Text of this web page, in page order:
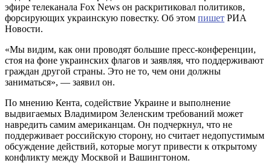
эфире телеканала Fox News он раскритиковал политиков,
форсирующих украинскую повестку. Об этом пишет РИА
Новости.
«Мы видим, как они проводят большие пресс-конференции,
стоя на фоне украинских флагов и заявляя, что поддерживают
граждан другой страны. Это не то, чем они должны
заниматься», — заявил он.
По мнению Кента, содействие Украине и выполнение
выдвигаемых Владимиром Зеленским требований может
навредить самим американцам. Он подчеркнул, что не
поддерживает российскую сторону, но считает недопустимым
обсуждение действий, которые могут привести к открытому
конфликту между Москвой и Вашингтоном.